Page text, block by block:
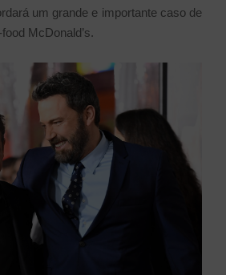
um grande e importante caso de
McDonald’s.